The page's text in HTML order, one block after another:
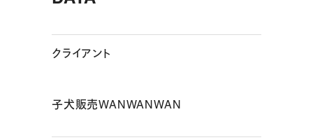
クライアント
子犬販売WANWANWAN